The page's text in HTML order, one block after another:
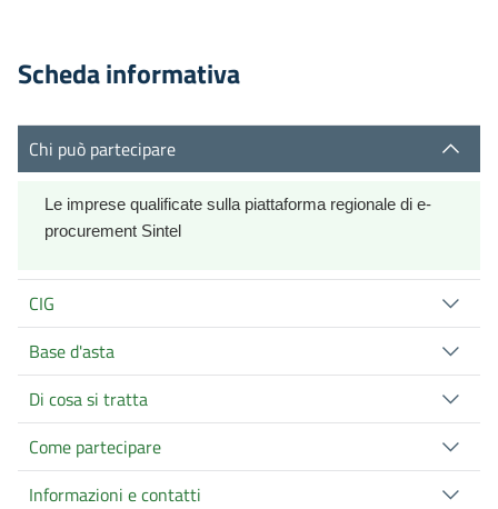
Scheda informativa
Chi può partecipare
Le imprese qualificate sulla piattaforma regionale di e-
procurement Sintel
CIG
Base d'asta
Di cosa si tratta
Come partecipare
Informazioni e contatti